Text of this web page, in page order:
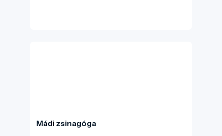
Mádi zsinagóga